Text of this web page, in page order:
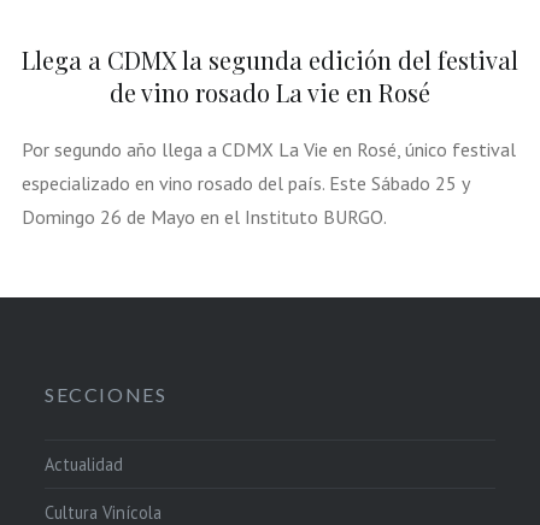
Llega a CDMX la segunda edición del festival
de vino rosado La vie en Rosé
Por segundo año llega a CDMX La Vie en Rosé, único festival
especializado en vino rosado del país. Este Sábado 25 y
Domingo 26 de Mayo en el Instituto BURGO.
SECCIONES
Actualidad
Cultura Vinícola